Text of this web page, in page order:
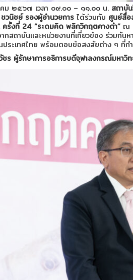
ม ๒๕๖๗ เวลา ๐๙.๐๐ – ๑๑.๐๐ น. สถาบั
วนิชย์ รองผู้อำนวยการ ได้ร่วมกับ ศูนย์สื่อ
รั้งที่ 24 “ระดมคิด พลิกวิกฤตคางดำ” ณ
ากสถาบันและหน่วยงานที่เกี่ยวข้อง ร่วมกัน
ประเทศไทย พร้อมตอบข้อสงสัยต่าง ๆ ที่ก
ชร ผู้รักษาการอธิการบดีจุฬาลงกรณ์มหาวิ